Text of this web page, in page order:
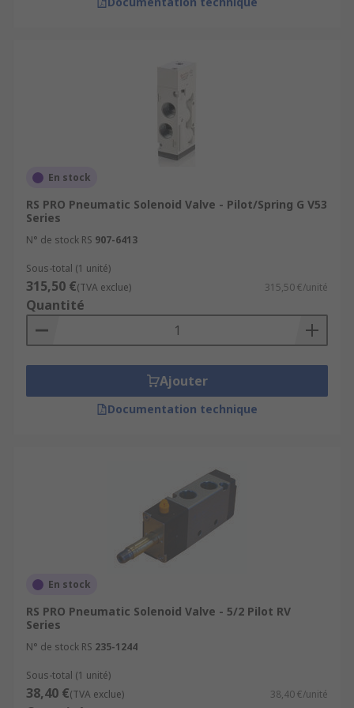
En stock
RS PRO Pneumatic Solenoid Valve - Pilot/Spring G V53
Series
N° de stock RS 907-6413
Sous-total (1 unité)
315,50 €(TVA exclue) 315,50 €/unité
Quantité
Ajouter
Documentation technique
En stock
RS PRO Pneumatic Solenoid Valve - 5/2 Pilot RV
Series
N° de stock RS 235-1244
Sous-total (1 unité)
38,40 €(TVA exclue) 38,40 €/unité